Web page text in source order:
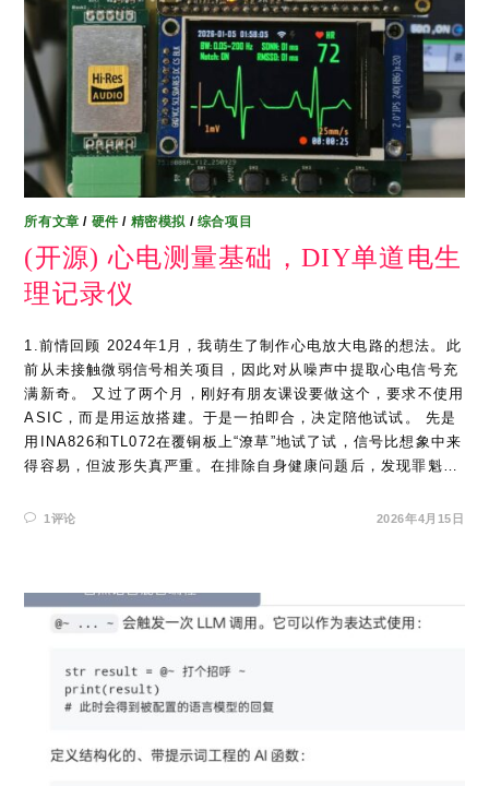
所有文章 / 硬件 / 精密模拟 / 综合项目
(开源) 心电测量基础，DIY单道电生
理记录仪
1.前情回顾 2024年1月，我萌生了制作心电放大电路的想法。此
前从未接触微弱信号相关项目，因此对从噪声中提取心电信号充
满新奇。 又过了两个月，刚好有朋友课设要做这个，要求不使用
ASIC，而是用运放搭建。于是一拍即合，决定陪他试试。 先是
用INA826和TL072在覆铜板上“潦草”地试了试，信号比想象中来
得容易，但波形失真严重。在排除自身健康问题后，发现罪魁…
1评论 2026年4月15日